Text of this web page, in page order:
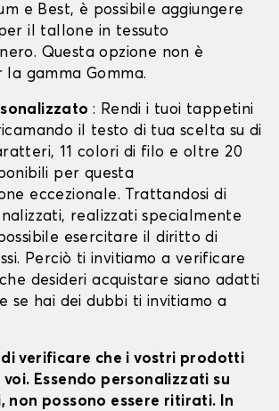
e Best, è possibile aggiungere
il tallone in tessuto
Questa opzione non è
la gamma Gomma.
: Rendi i tuoi tappetini
il testo di tua scelta su di
11 colori di filo e oltre 20
per questa
eccezionale. Trattandosi di
realizzati specialmente
esercitare il diritto di
Perciò ti invitiamo a verificare
desideri acquistare siano adatti
se hai dei dubbi ti invitiamo a
verificare che i vostri prodotti
Essendo personalizzati su
non possono essere ritirati. In